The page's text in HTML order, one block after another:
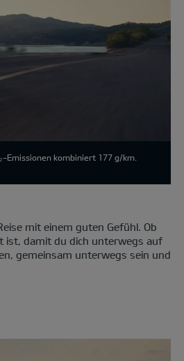
Emissionen kombiniert 177 g/km.
mit einem guten Gefühl. Ob
ist, damit du dich unterwegs auf
gemeinsam unterwegs sein und